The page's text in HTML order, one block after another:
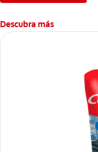
Descubra más